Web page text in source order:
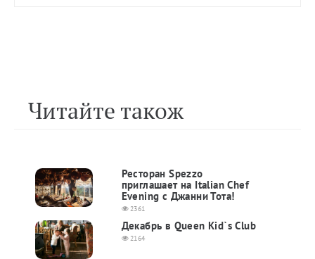
Читайте також
Ресторан Spezzo
приглашает на Italian Chef
Evening с Джанни Тота!
2361
Декабрь в Queen Kid`s Club
2164